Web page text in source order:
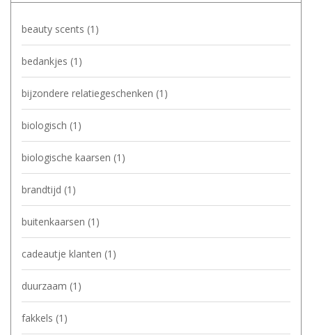
beauty scents (1)
bedankjes (1)
bijzondere relatiegeschenken (1)
biologisch (1)
biologische kaarsen (1)
brandtijd (1)
buitenkaarsen (1)
cadeautje klanten (1)
duurzaam (1)
fakkels (1)